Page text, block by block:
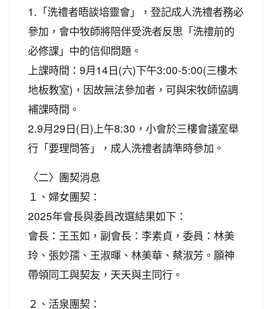
1.「洗禮者晤談培靈會」，登記成人洗禮者務必
參加，會中牧師將陪伴受洗者反思「洗禮前的
必修課」中的信仰問題。
上課時間：9月14日(六)下午3:00-5:00(三樓木
地板教室)，因故無法參加者，可與宋牧師協調
補課時間。
2.9月29日(日)上午8:30，小會於三樓會議室舉
行「要理問答」，成人洗禮者請準時參加。
〈二〉團契消息
１、婦女團契：
2025年會長與委員改選結果如下：
會長：王玉如，副會長：李素貞，委員：林美
玲、張妙孺、王淑暉、林美華、蔡淑芳。願神
帶領同工與契友，天天與主同行。
２、活泉團契：